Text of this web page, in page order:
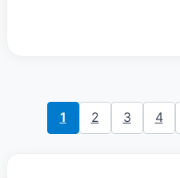
1 2 3 4